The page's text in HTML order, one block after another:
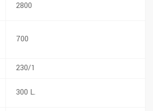
2800
700
230/1
300 L.